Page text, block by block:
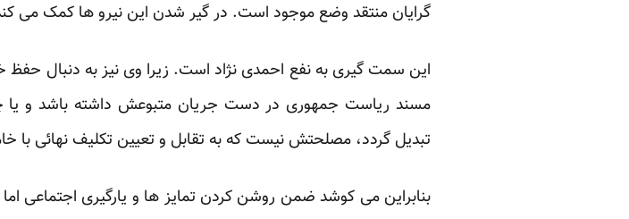
گرایان منتقد وضع موجود است. در گیر شدن این نیرو ها کمک می
این سمت گیری به نفع احمدی نژاد است. زیرا وی نیز به دنبال
مسند ریاست جمهوری در دست جریان متبوعش داشته باشد و یا
تبدیل گردد، مصلحتش نیست که به تقابل و تعیین تکلیف نهائی با
بنابراین می کوشد ضمن روشن کردن تمایز ها و یارگیری اجتماعی